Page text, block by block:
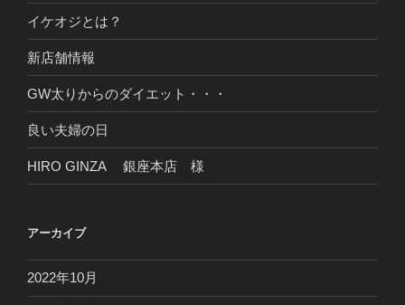
イケオジとは？
新店舗情報
GW太りからのダイエット・・・
良い夫婦の日
HIRO GINZA 銀座本店 様
アーカイブ
2022年10月